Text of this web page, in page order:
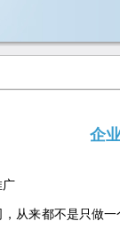
企
广
从来都不是只做